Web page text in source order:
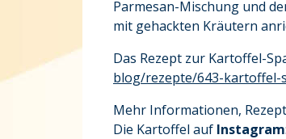
Parmesan-Mischung und
mit gehackten Kräutern
Das Rezept zur Kartoffel-
blog/rezepte/643-kartoffel-
Mehr Informationen,
Die Kartoffel auf Instagram: